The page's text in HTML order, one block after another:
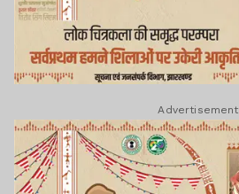
Advertisement